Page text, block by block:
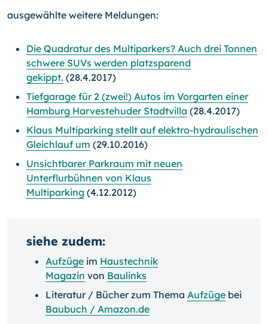
ausgewählte weitere Meldungen:
Die Quadratur des Multiparkers? Auch drei Tonnen
schwere SUVs werden platzsparend
gekippt. (28.4.2017)
Tiefgarage für 2 (zwei!) Autos im Vorgarten einer
Hamburg Harvestehuder Stadtvilla (28.4.2017)
Klaus Multiparking stellt auf elektro-hydraulischen
Gleichlauf um (29.10.2016)
Unsichtbarer Parkraum mit neuen
Unterflurbühnen von Klaus
Multiparking (4.12.2012)
siehe zudem:
Aufzüge im Haustechnik
Magazin von Baulinks
Literatur / Bücher zum Thema Aufzüge bei
Baubuch / Amazon.de